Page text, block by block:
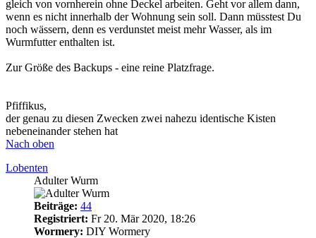
gleich von vornherein ohne Deckel arbeiten. Geht vor allem dann,
wenn es nicht innerhalb der Wohnung sein soll. Dann müsstest Du
noch wässern, denn es verdunstet meist mehr Wasser, als im
Wurmfutter enthalten ist.
Zur Größe des Backups - eine reine Platzfrage.
Pfiffikus,
der genau zu diesen Zwecken zwei nahezu identische Kisten
nebeneinander stehen hat
Nach oben
Lobenten
Adulter Wurm
Beiträge: 44
Registriert: Fr 20. Mär 2020, 18:26
Wormery: DIY Wormery